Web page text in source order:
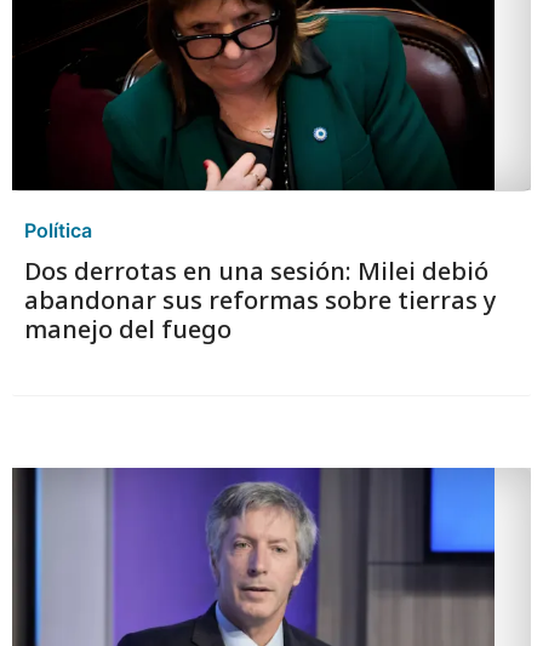
Política
Dos derrotas en una sesión: Milei debió
abandonar sus reformas sobre tierras y
manejo del fuego